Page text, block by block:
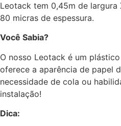
Leotack tem 0,45m de largura
80 micras de espessura.
Você Sabia?
O nosso Leotack é um
oferece a aparência de papel
necessidade de cola ou
instalação!
Dica: